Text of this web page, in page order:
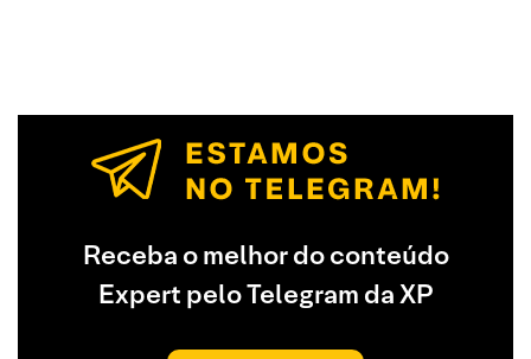
Receba o melhor do conteúdo
Expert pelo Telegram da XP